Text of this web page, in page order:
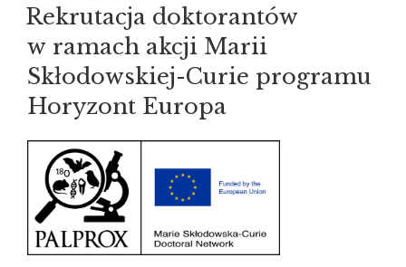
–
MINIATURA
10
–
małe
dla
naukowców!”
W
Rekrutacja doktorantów
w ramach akcji Marii
Skłodowskiej-Curie programu
Horyzont Europa